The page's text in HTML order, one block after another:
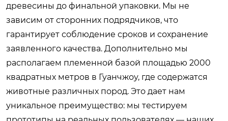
древесины до финальной упаковки. Мы не
зависим от сторонних подрядчиков, что
гарантирует соблюдение сроков и сохранение
заявленного качества. Дополнительно мы
располагаем племенной базой площадью 2000
квадратных метров в Гуанчжоу, где содержатся
животные различных пород. Это дает нам
уникальное преимущество: мы тестируем